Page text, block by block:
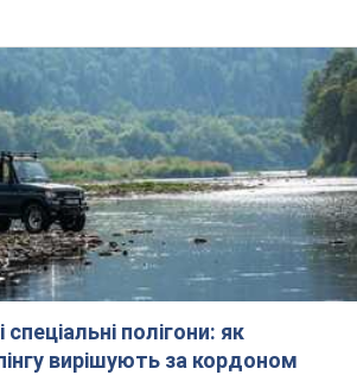
полігони: як
вирішують за кордоном
приклад із країн Європи
т.
аномальної
злива:
на річки.
Франківщину та